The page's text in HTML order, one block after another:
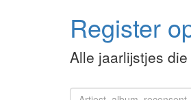
Register
Alle jaarlijstjes